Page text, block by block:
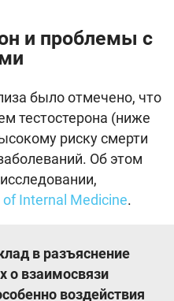
и проблемы с
было отмечено, что
тестостерона (ниже
риску смерти
Об этом
of Internal Medicine.
в разъяснение
о взаимосвязи
воздействия